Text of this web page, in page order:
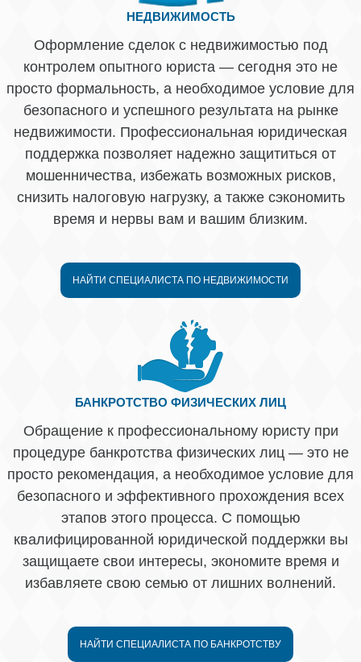
НЕДВИЖИМОСТЬ
Оформление сделок с недвижимостью под
контролем опытного юриста — сегодня это не
просто формальность, а необходимое условие для
безопасного и успешного результата на рынке
недвижимости. Профессиональная юридическая
поддержка позволяет надежно защититься от
мошенничества, избежать возможных рисков,
снизить налоговую нагрузку, а также сэкономить
время и нервы вам и вашим близким.
НАЙТИ СПЕЦИАЛИСТА ПО НЕДВИЖИМОСТИ
БАНКРОТСТВО ФИЗИЧЕСКИХ ЛИЦ
Обращение к профессиональному юристу при
процедуре банкротства физических лиц — это не
просто рекомендация, а необходимое условие для
безопасного и эффективного прохождения всех
этапов этого процесса. С помощью
квалифицированной юридической поддержки вы
защищаете свои интересы, экономите время и
избавляете свою семью от лишних волнений.
НАЙТИ СПЕЦИАЛИСТА ПО БАНКРОТСТВУ